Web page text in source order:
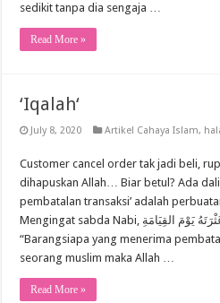
sedikit tanpa dia sengaja …
Read More »
‘Iqalah‘
July 8, 2020 Artikel Cahaya Islam,
Customer cancel order tak jadi beli,
dihapuskan Allah… Biar betul? Ada
pembatalan transaksi’ adalah
Mengingat sabda Nabi, مَنْ أَقَالَ مُسْلِمًا أَقَالَ اللهُ عَثْرَتَهُ يَوْمَ القِيَامَةِ
“Barangsiapa yang menerima
seorang muslim maka Allah …
Read More »